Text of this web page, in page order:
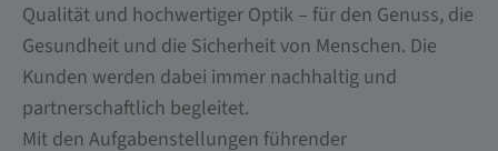
Qualität und hochwertiger Optik – für den Genuss, die
Gesundheit und die Sicherheit von Menschen. Die
Kunden werden dabei immer nachhaltig und
partnerschaftlich begleitet.
Mit den Aufgabenstellungen führender